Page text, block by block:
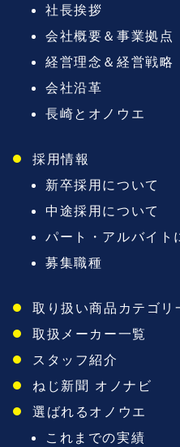
社長挨拶
会社概要＆事業拠点
経営理念＆経営戦略
会社沿革
長崎とオノウエ
採用情報
新卒採用について
中途採用について
パート・アルバイト
募集職種
取り扱い商品カテゴリ
取扱メーカー一覧
スタッフ紹介
ねじ新聞 オノナビ
選ばれるオノウエ
これまでの実績